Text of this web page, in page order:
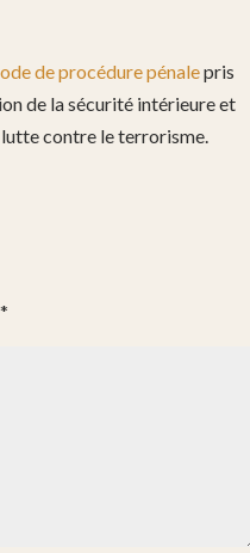
de procédure pénalepris
de la sécurité intérieure et
contre le terrorisme.
*